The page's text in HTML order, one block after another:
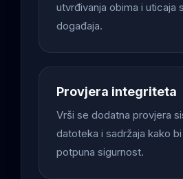
utvrđivanja obima i uticaja
događaja.
Provjera integriteta
Vrši se dodatna provjera
datoteka i sadržaja kako
potpuna sigurnost.